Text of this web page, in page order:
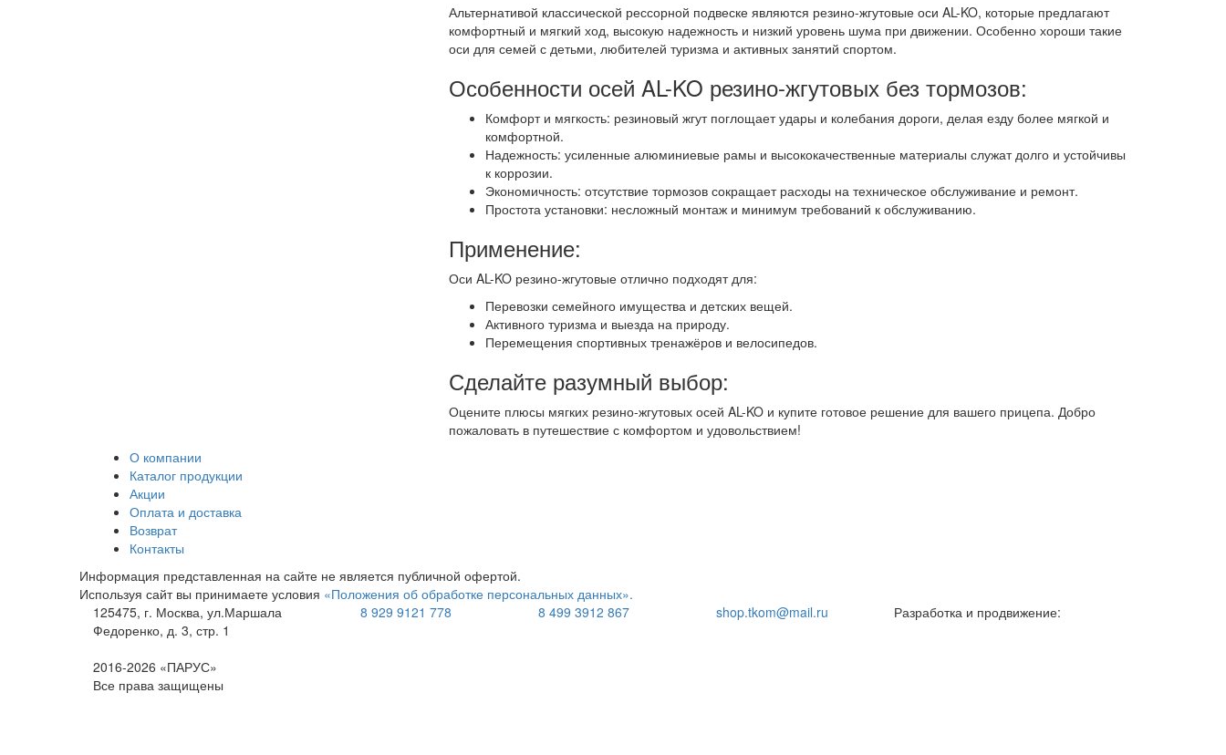
Альтернативой классической рессорной подвеске являются резино-жгутовые оси AL-KO, которые предлагают
комфортный и мягкий ход, высокую надежность и низкий уровень шума при движении. Особенно хороши такие
оси для семей с детьми, любителей туризма и активных занятий спортом.
Особенности осей AL-KO резино-жгутовых без тормозов:
Комфорт и мягкость: резиновый жгут поглощает удары и колебания дороги, делая езду более мягкой и
комфортной.
Надежность: усиленные алюминиевые рамы и высококачественные материалы служат долго и устойчивы
к коррозии.
Экономичность: отсутствие тормозов сокращает расходы на техническое обслуживание и ремонт.
Простота установки: несложный монтаж и минимум требований к обслуживанию.
Применение:
Оси AL-KO резино-жгутовые отлично подходят для:
Перевозки семейного имущества и детских вещей.
Активного туризма и выезда на природу.
Перемещения спортивных тренажёров и велосипедов.
Сделайте разумный выбор:
Оцените плюсы мягких резино-жгутовых осей AL-KO и купите готовое решение для вашего прицепа. Добро
пожаловать в путешествие с комфортом и удовольствием!
О компании
Каталог продукции
Акции
Оплата и доставка
Возврат
Контакты
Информация представленная на сайте не является публичной офертой.
Используя сайт вы принимаете условия «Положения об обработке персональных данных».
8 929 9121 778
8 499 3912 867 shop.tkom@mail.ru
125475, г. Москва, ул.Маршала
Федоренко, д. 3, стр. 1
2016-2026 «ПАРУС»
Все права защищены
Разработка и продвижение: